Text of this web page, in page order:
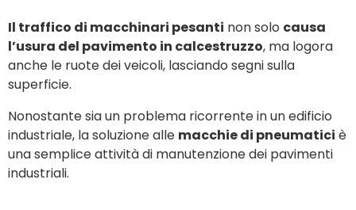
Il traffico di macchinari pesanti non solo causa
l’usura del pavimento in calcestruzzo, ma logora
anche le ruote dei veicoli, lasciando segni sulla
superficie.
Nonostante sia un problema ricorrente in un edificio
industriale, la soluzione alle macchie di pneumatici è
una semplice attività di manutenzione dei pavimenti
industriali.